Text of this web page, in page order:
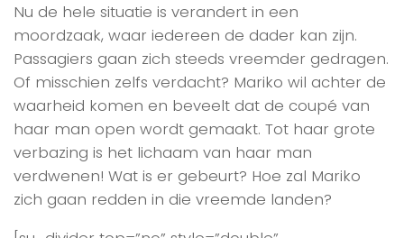
Nu de hele situatie is verandert in een
moordzaak, waar iedereen de dader kan zijn.
Passagiers gaan zich steeds vreemder gedragen.
Of misschien zelfs verdacht? Mariko wil achter de
waarheid komen en beveelt dat de coupé van
haar man open wordt gemaakt. Tot haar grote
verbazing is het lichaam van haar man
verdwenen! Wat is er gebeurt? Hoe zal Mariko
zich gaan redden in die vreemde landen?